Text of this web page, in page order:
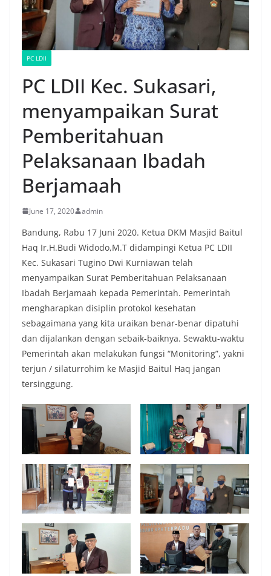
PC LDII
PC LDII Kec. Sukasari,
menyampaikan Surat
Pemberitahuan
Pelaksanaan Ibadah
Berjamaah
June 17, 2020 admin
Bandung, Rabu 17 Juni 2020. Ketua DKM Masjid Baitul
Haq Ir.H.Budi Widodo,M.T didampingi Ketua PC LDII
Kec. Sukasari Tugino Dwi Kurniawan telah
menyampaikan Surat Pemberitahuan Pelaksanaan
Ibadah Berjamaah kepada Pemerintah. Pemerintah
mengharapkan disiplin protokol kesehatan
sebagaimana yang kita uraikan benar-benar dipatuhi
dan dijalankan dengan sebaik-baiknya. Sewaktu-waktu
Pemerintah akan melakukan fungsi “Monitoring”, yakni
terjun / silaturrohim ke Masjid Baitul Haq jangan
tersinggung.